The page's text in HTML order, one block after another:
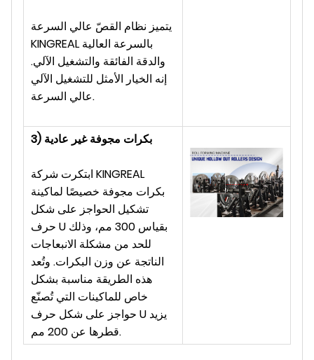
يتميز نظام القصّ عالي السرعة
KINGREAL بالسرعة العالية
والدقة الفائقة والتشغيل الآلي.
إنه الخيار الأمثل للتشغيل الآلي
عالي السرعة.
3) بكرات مجوفة غير عادية
ابتكرت شركة KINGREAL
بكرات مجوفة خصيصًا لماكينة
تشكيل الحواجز على شكل
حرف U بقياس 300 مم، وذلك
للحد من مشكلة الانبعاجات
الناتجة عن وزن البكرات. وتُعد
هذه الطريقة مناسبة بشكل
خاص للماكينات التي تُصنّع
حواجز على شكل حرف U يزيد
قطرها عن 200 مم.